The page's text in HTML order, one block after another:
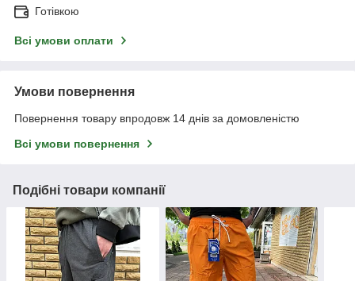
Готівкою
Всі умови оплати
Умови повернення
Повернення товару впродовж 14 днів за домовленістю
Всі умови повернення
Подібні товари компанії